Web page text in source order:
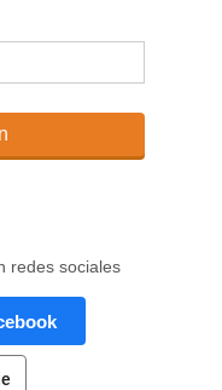
redes sociales